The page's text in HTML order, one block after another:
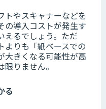
トやスキャナーなどを
の導入コストが発生す
えるでしょう。ただ
よりも「紙ベースでの
大きくなる可能性が高
りません。
る